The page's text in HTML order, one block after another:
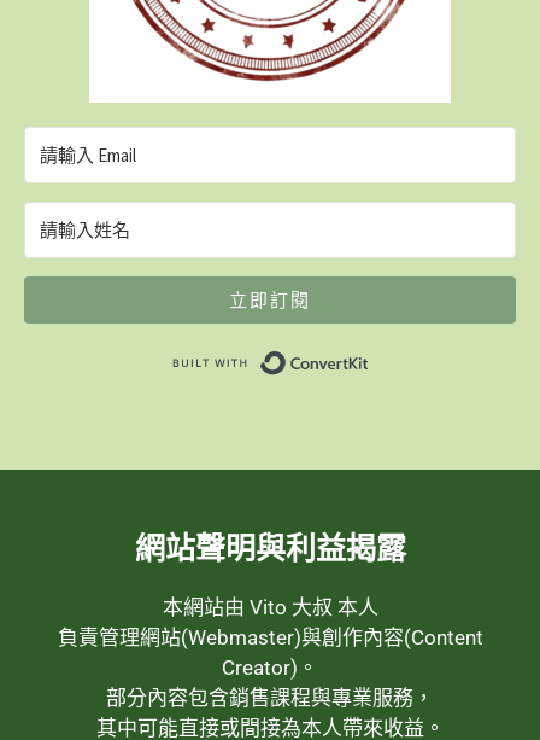
立即訂閱
網站聲明與利益揭露
本網站由 Vito 大叔 本人
負責管理網站(Webmaster)與創作內容(Content
Creator)。
部分內容包含銷售課程與專業服務，
其中可能直接或間接為本人帶來收益。